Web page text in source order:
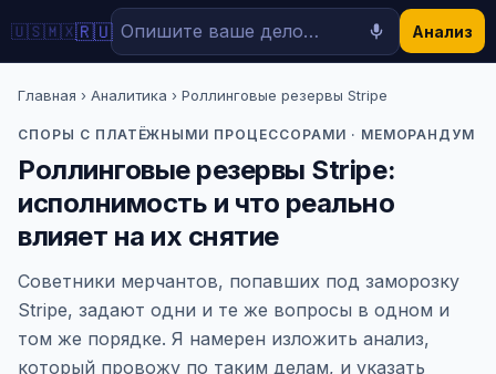
🇺🇸🇲🇽🇷🇺 Анализ
Главная › Аналитика › Роллинговые резервы Stripe
СПОРЫ С ПЛАТЁЖНЫМИ ПРОЦЕССОРАМИ · МЕМОРАНДУМ
Роллинговые резервы Stripe:
исполнимость и что реально
влияет на их снятие
Советники мерчантов, попавших под заморозку
Stripe, задают одни и те же вопросы в одном и
том же порядке. Я намерен изложить анализ,
который провожу по таким делам, и указать